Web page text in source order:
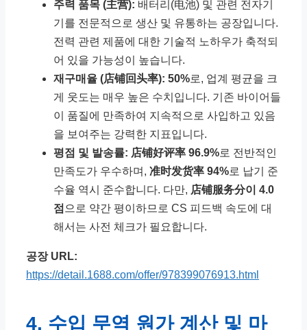
주력 품목 (主营): 배터리(电池) 및 관련 전자기
기를 전문적으로 생산 및 유통하는 공장입니다.
전력 관련 제품에 대한 기술적 노하우가 축적되
어 있을 가능성이 높습니다.
재구매율 (店铺回头率): 50%로, 업계 평균을 크
게 웃도는 매우 높은 수치입니다. 기존 바이어들
이 품질에 만족하여 지속적으로 사입하고 있음
을 보여주는 강력한 지표입니다.
평점 및 발송률: 店铺好评率 96.9%로 전반적인
만족도가 우수하며, 准时发货率 94%로 납기 준
수율 역시 준수합니다. 다만, 店铺服务分이 4.0
점 으로 약간 평이하므로 CS 피드백 속도에 대
해서는 사전 체크가 필요합니다.
공장 URL:
https://detail.1688.com/offer/978399076913.html
4. 수입 무역 원가 계산 및 마